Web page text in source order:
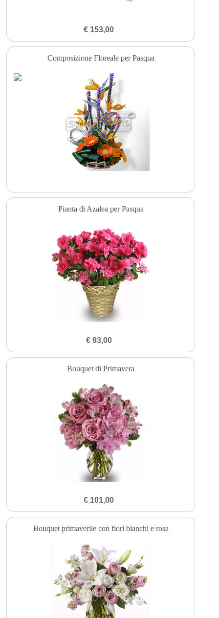
€ 153,00
Composizione Floreale per Pasqua
Pianta di Azalea per Pasqua
€ 93,00
Bouquet di Primavera
€ 101,00
Bouquet primaverile con fiori bianchi e rosa